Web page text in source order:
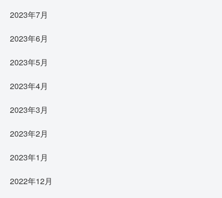
2023年7月
2023年6月
2023年5月
2023年4月
2023年3月
2023年2月
2023年1月
2022年12月